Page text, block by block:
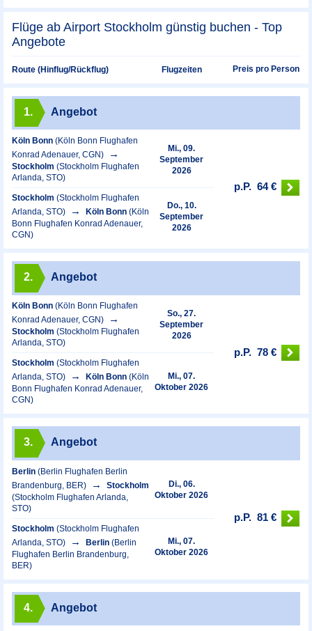
Flüge ab Airport Stockholm günstig buchen - Top
Angebote
Route (Hinflug/Rückflug) Flugzeiten Preis pro Person
1. Angebot
Köln Bonn (Köln Bonn Flughafen
Konrad Adenauer, CGN)
Stockholm (Stockholm Flughafen
Arlanda, STO)
Mi., 09.
September
2026
Stockholm (Stockholm Flughafen
Arlanda, STO)
Köln Bonn (Köln
Bonn Flughafen Konrad Adenauer,
CGN)
Do., 10.
September
2026
p.P. 64 €
2. Angebot
Köln Bonn (Köln Bonn Flughafen
Konrad Adenauer, CGN)
Stockholm (Stockholm Flughafen
Arlanda, STO)
So., 27.
September
2026
Stockholm (Stockholm Flughafen
Arlanda, STO)
Köln Bonn (Köln
Bonn Flughafen Konrad Adenauer,
CGN)
Mi., 07.
Oktober 2026
p.P. 78 €
3. Angebot
Berlin (Berlin Flughafen Berlin
Brandenburg, BER)
Stockholm
(Stockholm Flughafen Arlanda,
STO)
Di., 06.
Oktober 2026
Stockholm (Stockholm Flughafen
Arlanda, STO)
Berlin (Berlin
Flughafen Berlin Brandenburg,
BER)
Mi., 07.
Oktober 2026
p.P. 81 €
4. Angebot